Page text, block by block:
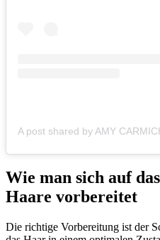
Wie man sich auf
Haare vorbereitet
Die richtige Vorbereitung ist der